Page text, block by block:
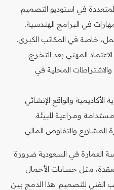
في استوديو التصميم.
في البرامج الهندسية.
خاصة في المكاتب الكبرى.
المهني بعد التخرج.
والاشتراطات المحلية في
والواقع الإنشائي.
ومراعية للبيئة.
المشاريع والتفاوض المالي.
العمارة في السعودية ضرورة
مثل حسابات الأحمال
الفني للتصميم. هذا الدمج بين